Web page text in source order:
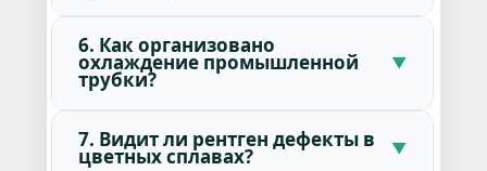
6. Как организовано
охлаждение промышленной
трубки?
7. Видит ли рентген дефекты в
цветных сплавах?